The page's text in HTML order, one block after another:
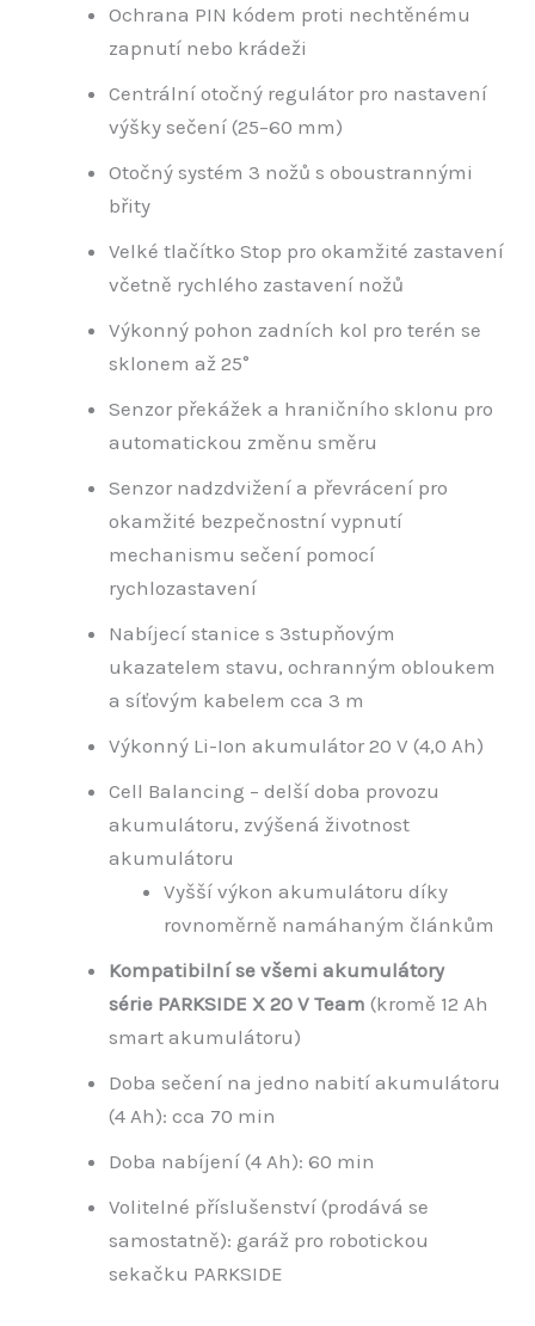
Ochrana PIN kódem proti nechtěnému
zapnutí nebo krádeži
Centrální otočný regulátor pro nastavení
výšky sečení (25–60 mm)
Otočný systém 3 nožů s oboustrannými
břity
Velké tlačítko Stop pro okamžité zastavení
včetně rychlého zastavení nožů
Výkonný pohon zadních kol pro terén se
sklonem až 25°
Senzor překážek a hraničního sklonu pro
automatickou změnu směru
Senzor nadzdvižení a převrácení pro
okamžité bezpečnostní vypnutí
mechanismu sečení pomocí
rychlozastavení
Nabíjecí stanice s 3stupňovým
ukazatelem stavu, ochranným obloukem
a síťovým kabelem cca 3 m
Výkonný Li-Ion akumulátor 20 V (4,0 Ah)
Cell Balancing – delší doba provozu
akumulátoru, zvýšená životnost
akumulátoru
Vyšší výkon akumulátoru díky
rovnoměrně namáhaným článkům
Kompatibilní se všemi akumulátory
série PARKSIDE X 20 V Team (kromě 12 Ah
smart akumulátoru)
Doba sečení na jedno nabití akumulátoru
(4 Ah): cca 70 min
Doba nabíjení (4 Ah): 60 min
Volitelné příslušenství (prodává se
samostatně): garáž pro robotickou
sekačku PARKSIDE